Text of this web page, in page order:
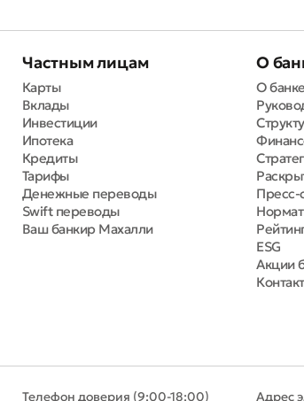
Частным лицам
Карты
Вклады
Инвестиции
Ипотека
Кредиты
Тарифы
Денежные переводы
Swift переводы
Ваш банкир Махалли
О
О банке
Пресс-
ESG
Акции
Телефон доверия (9:00-18:00) Адрес